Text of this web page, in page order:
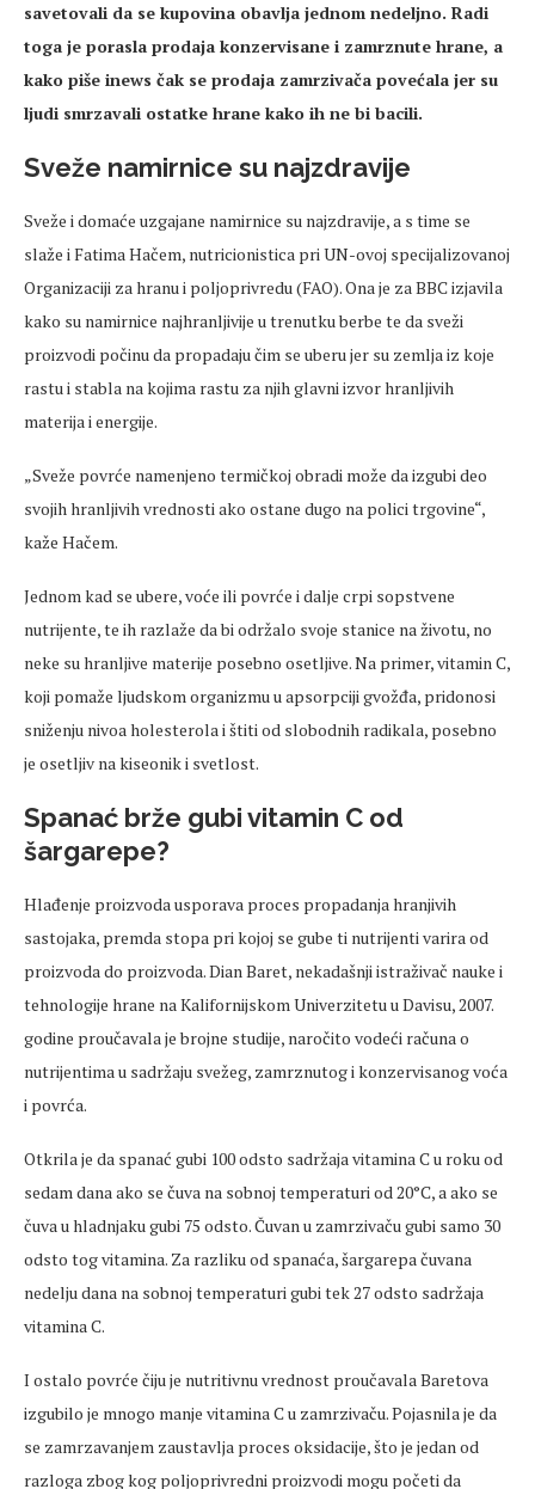
savetovali da se kupovina obavlja jednom nedeljno. Radi
toga je porasla prodaja konzervisane i zamrznute hrane, a
kako piše inews čak se prodaja zamrzivača povećala jer su
ljudi smrzavali ostatke hrane kako ih ne bi bacili.
Sveže namirnice su najzdravije
Sveže i domaće uzgajane namirnice su najzdravije, a s time se
slaže i Fatima Hačem, nutricionistica pri UN-ovoj specijalizovanoj
Organizaciji za hranu i poljoprivredu (FAO). Ona je za BBC izjavila
kako su namirnice najhranljivije u trenutku berbe te da sveži
proizvodi počinu da propadaju čim se uberu jer su zemlja iz koje
rastu i stabla na kojima rastu za njih glavni izvor hranljivih
materija i energije.
„Sveže povrće namenjeno termičkoj obradi može da izgubi deo
svojih hranljivih vrednosti ako ostane dugo na polici trgovine“,
kaže Hačem.
Jednom kad se ubere, voće ili povrće i dalje crpi sopstvene
nutrijente, te ih razlaže da bi održalo svoje stanice na životu, no
neke su hranljive materije posebno osetljive. Na primer, vitamin C,
koji pomaže ljudskom organizmu u apsorpciji gvožđa, pridonosi
sniženju nivoa holesterola i štiti od slobodnih radikala, posebno
je osetljiv na kiseonik i svetlost.
Spanać brže gubi vitamin C od
šargarepe?
Hlađenje proizvoda usporava proces propadanja hranjivih
sastojaka, premda stopa pri kojoj se gube ti nutrijenti varira od
proizvoda do proizvoda. Dian Baret, nekadašnji istraživač nauke i
tehnologije hrane na Kalifornijskom Univerzitetu u Davisu, 2007.
godine proučavala je brojne studije, naročito vodeći računa o
nutrijentima u sadržaju svežeg, zamrznutog i konzervisanog voća
i povrća.
Otkrila je da spanać gubi 100 odsto sadržaja vitamina C u roku od
sedam dana ako se čuva na sobnoj temperaturi od 20°C, a ako se
čuva u hladnjaku gubi 75 odsto. Čuvan u zamrzivaču gubi samo 30
odsto tog vitamina. Za razliku od spanaća, šargarepa čuvana
nedelju dana na sobnoj temperaturi gubi tek 27 odsto sadržaja
vitamina C.
I ostalo povrće čiju je nutritivnu vrednost proučavala Baretova
izgubilo je mnogo manje vitamina C u zamrzivaču. Pojasnila je da
se zamrzavanjem zaustavlja proces oksidacije, što je jedan od
razloga zbog kog poljoprivredni proizvodi mogu početi da